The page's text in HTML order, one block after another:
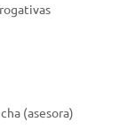
(asesora)